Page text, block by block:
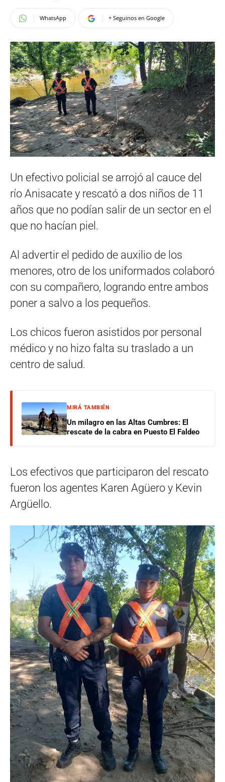
WhatsApp + Seguinos en Google
Un efectivo policial se arrojó al cauce del
río Anisacate y rescató a dos niños de 11
años que no podían salir de un sector en el
que no hacían piel.
Al advertir el pedido de auxilio de los
menores, otro de los uniformados colaboró
con su compañero, logrando entre ambos
poner a salvo a los pequeños.
Los chicos fueron asistidos por personal
médico y no hizo falta su traslado a un
centro de salud.
MIRÁ TAMBIÉN
Un milagro en las Altas Cumbres: El
rescate de la cabra en Puesto El Faldeo
Los efectivos que participaron del rescato
fueron los agentes Karen Agüero y Kevin
Argüello.